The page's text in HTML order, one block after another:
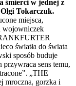
śmierci w jednej z
Tokarczuk.
miejsca,
wojowniczek
światła do świata
sposób buduje
sens temu,
„THE
mroczna, gorzka i